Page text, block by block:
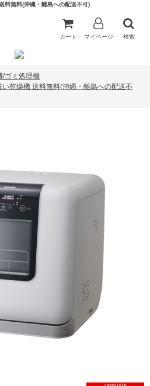
料無料(沖縄・離島への配送不可)
カート マイページ 検索
/ゴミ処理機
乾燥機 送料無料(沖縄・離島への配送不